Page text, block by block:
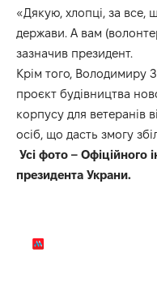
«Дякую, хлопці, за все,
держави. А вам
зазначив президент.
Крім того, Володимиру
проєкт будівництва
корпусу для ветеранів
осіб, що дасть змогу
Усі фото – Офіційного
президента Украни.